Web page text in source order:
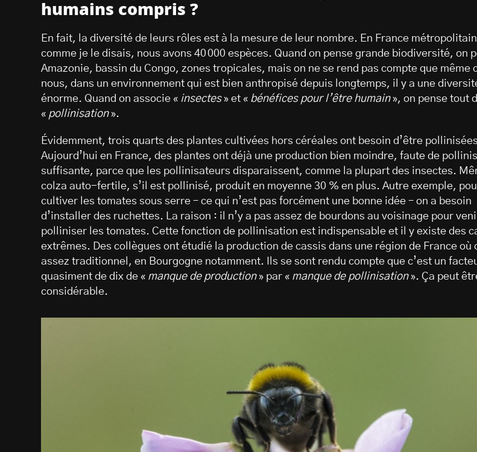
humains compris ?
En fait, la diversité de leurs rôles est à la mesure de leur nombre. En France
comme je le disais, nous avons 40 000 espèces. Quand on pense grande biodiversité, on
Amazonie, bassin du Congo, zones tropicales, mais on ne se rend pas compte que même
nous, dans un environnement qui est bien anthropisé depuis longtemps, il y a une
énorme. Quand on associe « insectes» et « bénéfices pour l’être humain», on pense tout
« pollinisation».
Évidemment, trois quarts des plantes cultivées hors céréales ont besoin d’être
Aujourd’hui en France, des plantes ont déjà une production bien moindre, faute de
suffisante, parce que les pollinisateurs disparaissent, comme la plupart des insectes.
colza auto-fertile, s’il est pollinisé, produit en moyenne 30 % en plus. Autre exemple,
cultiver les tomates sous serre – ce qui n’est pas forcément une bonne idée – on a besoin
d’installer des ruchettes. La raison : il n’y a pas assez de bourdons au voisinage pour
polliniser les tomates. Cette fonction de pollinisation est indispensable et il y existe des
extrêmes. Des collègues ont étudié la production de cassis dans une région de France où
assez traditionnel, en Bourgogne notamment. Ils se sont rendu compte que c’est un
quasiment de dix de « manque de production» par « manque de pollinisation». Ça peut
considérable.